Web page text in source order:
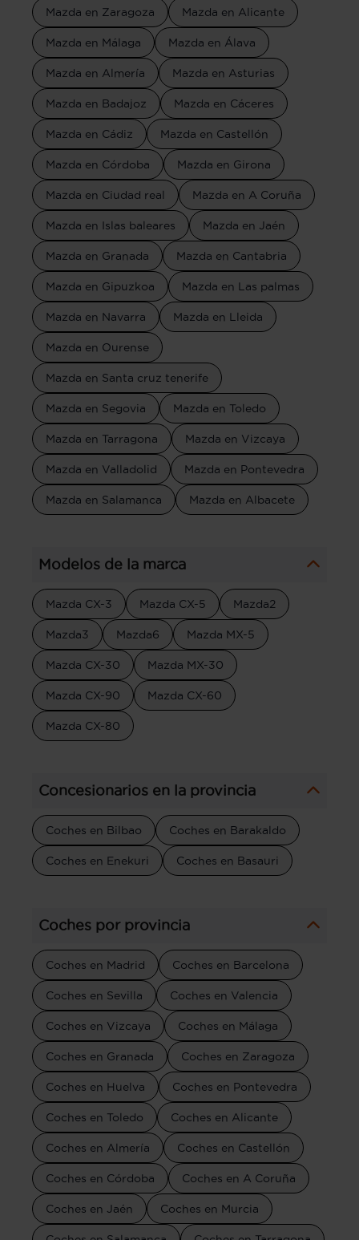
Mazda en Zaragoza Mazda en Alicante
Mazda en Málaga Mazda en Álava
Mazda en Almería Mazda en Asturias
Mazda en Badajoz Mazda en Cáceres
Mazda en Cádiz Mazda en Castellón
Mazda en Córdoba Mazda en Girona
Mazda en Ciudad real Mazda en A Coruña
Mazda en Islas baleares Mazda en Jaén
Mazda en Granada Mazda en Cantabria
Mazda en Gipuzkoa Mazda en Las palmas
Mazda en Navarra Mazda en Lleida
Mazda en Ourense
Mazda en Santa cruz tenerife
Mazda en Segovia Mazda en Toledo
Mazda en Tarragona Mazda en Vizcaya
Mazda en Valladolid Mazda en Pontevedra
Mazda en Salamanca Mazda en Albacete
Modelos de la marca
Mazda CX-3 Mazda CX-5 Mazda2
Mazda3 Mazda6 Mazda MX-5
Mazda CX-30 Mazda MX-30
Mazda CX-90 Mazda CX-60
Mazda CX-80
Concesionarios en la provincia
Coches en Bilbao Coches en Barakaldo
Coches en Enekuri Coches en Basauri
Coches por provincia
Coches en Madrid Coches en Barcelona
Coches en Sevilla Coches en Valencia
Coches en Vizcaya Coches en Málaga
Coches en Granada Coches en Zaragoza
Coches en Huelva Coches en Pontevedra
Coches en Toledo Coches en Alicante
Coches en Almería Coches en Castellón
Coches en Córdoba Coches en A Coruña
Coches en Jaén Coches en Murcia